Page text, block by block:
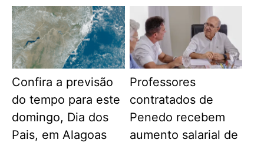
Confira a previsão
do tempo para este
domingo, Dia dos
Pais, em Alagoas
Professores
contratados de
Penedo recebem
aumento salarial de